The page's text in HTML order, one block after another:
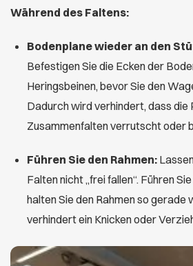
Während des Faltens:
Bodenplane wieder an den
Befestigen Sie die Ecken der
Heringsbeinen, bevor Sie den
Dadurch wird verhindert, dass die
Zusammenfalten verrutscht oder
Führen Sie den Rahmen:
Falten nicht „frei fallen“. Führen
halten Sie den Rahmen so gerade
verhindert ein Knicken oder